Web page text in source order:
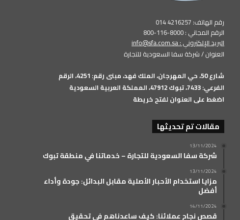
رقم الهاتف: 4216257 014
الرقم المجاني : 8000-116-800
البريد الإلكتروني :info@sfa.com.sa
العنوان / شركة سفا السعودية للتجارة
شارع 50، حي المهرجان، الملك فهد، مبنى رقم: 4251، الرقم
الفرعي: 7433، تبوك 47912، المملكة العربية السعودية
اضغط على العنوان لفتح خريطة
مقالات تم تحديثها
13/11/2024
شركة سفا السعودية للتجارة – خدماتنا في منطقة تبوك
13/11/2024
مزايا استخدام الأحبار الأصلية مقابل البدائل: جودة وأداء
أفضل
14/11/2024
قصص نجاح عملائنا: كيف ساعدناهم في تحقيق